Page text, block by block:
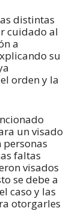
distintas
cuidado al
a
su
orden y la
un visado
personas
faltas
visados
se debe a
caso y las
otorgarles